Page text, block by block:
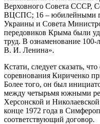
Верховного Совета СССР,
ВЦСПС; 16 – юбилейными
Украины и Совета
передовиков Крыма были
труд. В ознаменование 100-
В. И. Ленина».
Кстати, следует сказать,
соревнования Кириченко
Более того, он был
между четырьмя южными
Херсонской и
конце 1972 года в
соответствующий договор.